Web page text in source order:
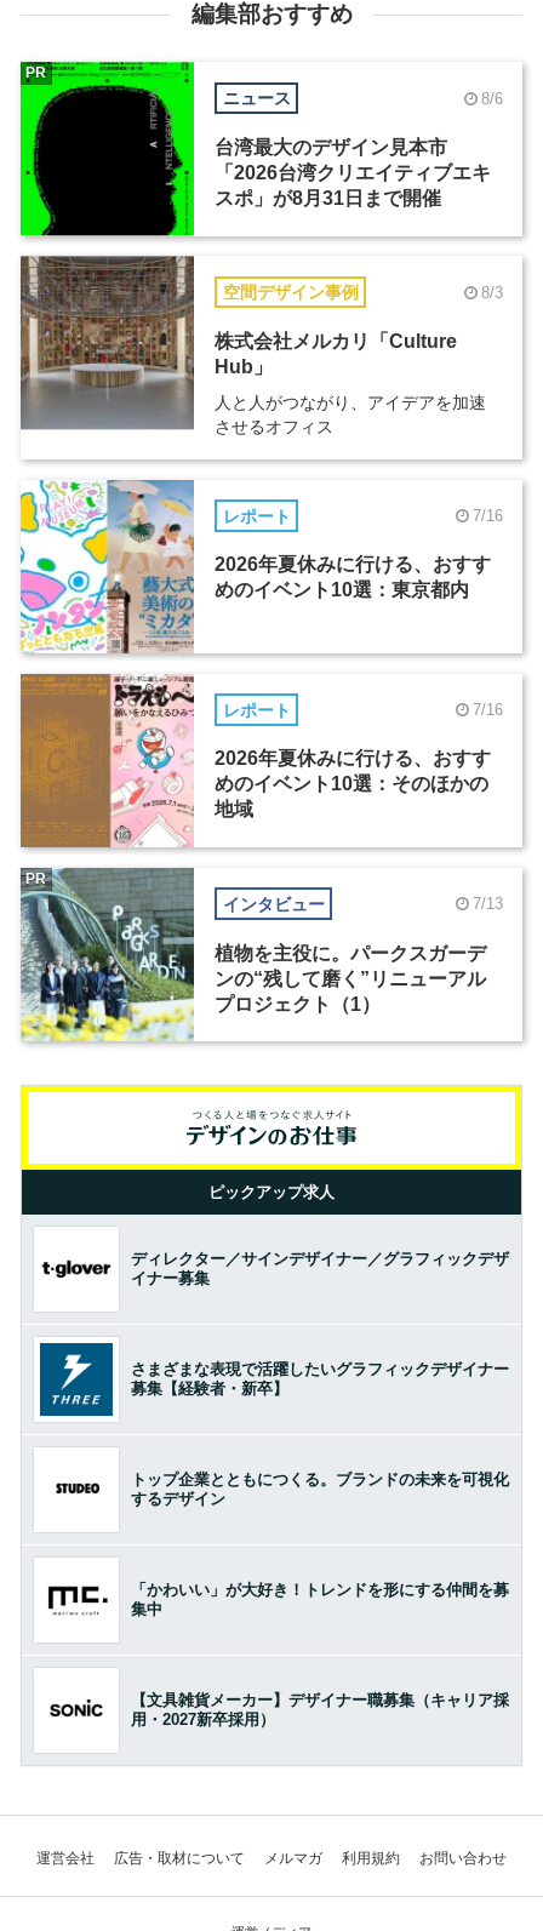
編集部おすすめ
ニュース 8/6
台湾最大のデザイン見本市
「2026台湾クリエイティブエキ
スポ」が8月31日まで開催
PR
空間デザイン事例 8/3
株式会社メルカリ「Culture
Hub」
人と人がつながり、アイデアを加速
させるオフィス
レポート 7/16
2026年夏休みに行ける、おすす
めのイベント10選：東京都内
レポート 7/16
2026年夏休みに行ける、おすす
めのイベント10選：そのほかの
地域
インタビュー 7/13
植物を主役に。パークスガーデ
ンの“残して磨く”リニューアル
プロジェクト（1）
PR
ピックアップ求人
ディレクター／サインデザイナー／グラフィックデザ
イナー募集
さまざまな表現で活躍したいグラフィックデザイナー
募集【経験者・新卒】
トップ企業とともにつくる。ブランドの未来を可視化
するデザイン
「かわいい」が大好き！トレンドを形にする仲間を募
集中
【文具雑貨メーカー】デザイナー職募集（キャリア採
用・2027新卒採用）
運営会社 広告・取材について メルマガ 利用規約 お問い合わせ